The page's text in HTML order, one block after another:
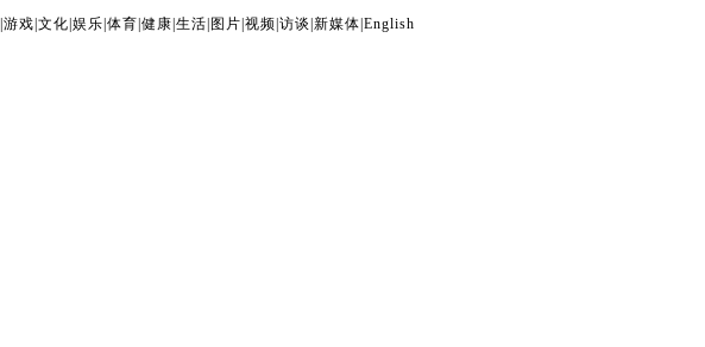
游戏 文化 娱乐 体育 健康 生活 图片 视频 访谈 新媒体 English